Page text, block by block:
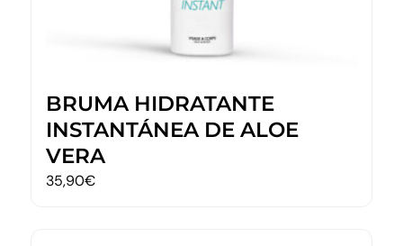
BRUMA HIDRATANTE
INSTANTÁNEA DE ALOE
VERA
35,90€